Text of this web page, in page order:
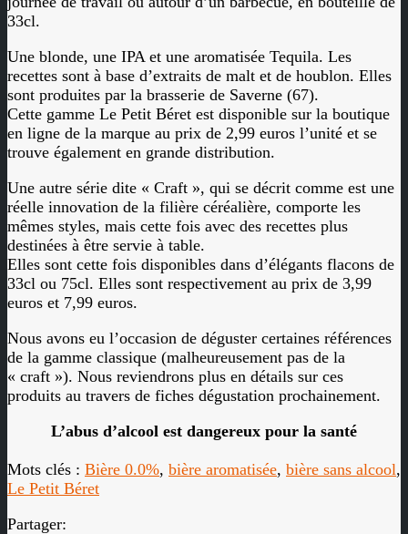
33cl.
Une blonde, une IPA et une aromatisée Tequila. Les
recettes sont à base d’extraits de malt et de houblon. Elles
sont produites par la brasserie de Saverne (67).
Cette gamme Le Petit Béret est disponible sur la boutique
en ligne de la marque au prix de 2,99 euros l’unité et se
trouve également en grande distribution.
Une autre série dite « Craft », qui se décrit comme est une
réelle innovation de la filière céréalière, comporte les
mêmes styles, mais cette fois avec des recettes plus
destinées à être servie à table.
Elles sont cette fois disponibles dans d’élégants flacons de
33cl ou 75cl. Elles sont respectivement au prix de 3,99
euros et 7,99 euros.
Nous avons eu l’occasion de déguster certaines références
de la gamme classique (malheureusement pas de la
« craft »). Nous reviendrons plus en détails sur ces
produits au travers de fiches dégustation prochainement.
L’abus d’alcool est dangereux pour la santé
Mots clés : Bière 0.0%, bière aromatisée, bière sans alcool,
Le Petit Béret
Partager: